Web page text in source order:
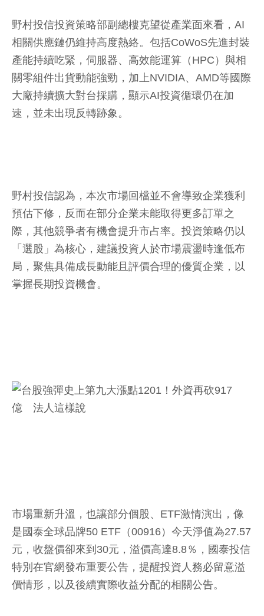
野村投信投資策略部副總樓克望從產業面來看，AI
相關供應鏈仍維持高度熱絡。包括CoWoS先進封裝
產能持續吃緊，伺服器、高效能運算（HPC）與相
關零組件出貨動能強勁，加上NVIDIA、AMD等國際
大廠持續擴大對台採購，顯示AI投資循環仍在加
速，並未出現反轉跡象。
野村投信認為，本次市場回檔並不會導致企業獲利
預估下修，反而在部分企業未能取得更多訂單之
際，其他競爭者有機會提升市占率。投資策略仍以
「選股」為核心，建議投資人於市場震盪時逢低布
局，聚焦具備成長動能且評價合理的優質企業，以
掌握長期投資機會。
市場重新升溫，也讓部分個股、ETF激情演出，像
是國泰全球品牌50 ETF（00916）今天淨值為27.57
元，收盤價卻來到30元，溢價高達8.8％，國泰投信
特別在官網發布重要公告，提醒投資人務必留意溢
價情形，以及後續實際收益分配的相關公告。